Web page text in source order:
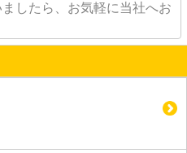
したら、お気軽に当社へお